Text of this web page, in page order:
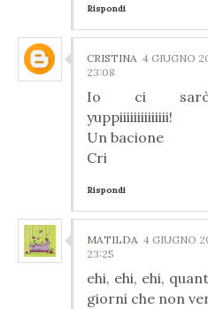
Rispondi
CRISTINA 4 GIUGNO
23:08
Io ci
yuppiiiiiiiiiiiiii!
Un bacione
Cri
Rispondi
MATILDA 4 GIUGNO
23:25
ehi, ehi, ehi,
giorni che non